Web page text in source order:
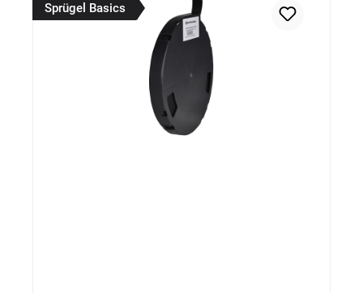
Sprügel Basics